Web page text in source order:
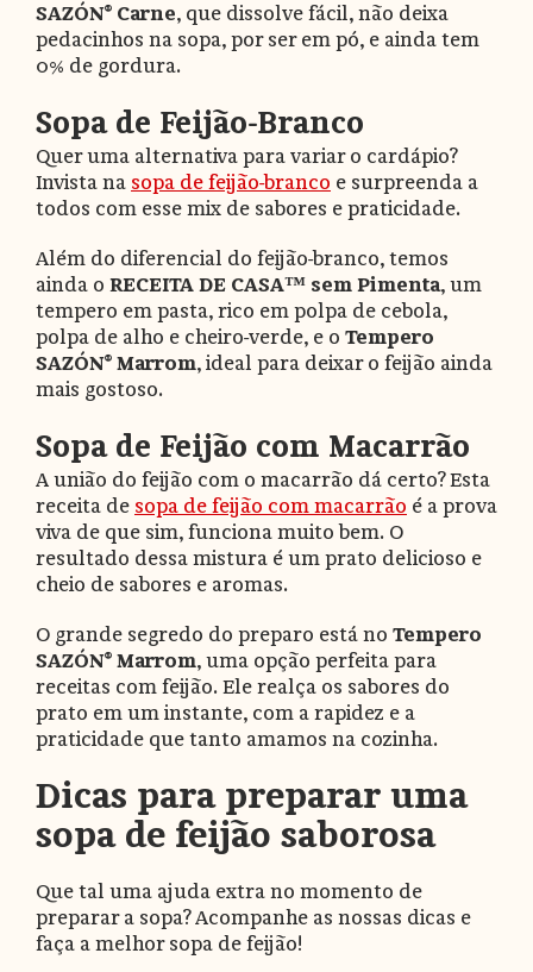
SAZÓN® Carne, que dissolve fácil, não deixa
pedacinhos na sopa, por ser em pó, e ainda tem
0% de gordura.
Sopa de Feijão-Branco
Quer uma alternativa para variar o cardápio?
Invista na sopa de feijão-branco e surpreenda a
todos com esse mix de sabores e praticidade.
Além do diferencial do feijão-branco, temos
ainda o RECEITA DE CASA™ sem Pimenta, um
tempero em pasta, rico em polpa de cebola,
polpa de alho e cheiro-verde, e o Tempero
SAZÓN® Marrom, ideal para deixar o feijão ainda
mais gostoso.
Sopa de Feijão com Macarrão
A união do feijão com o macarrão dá certo? Esta
receita de sopa de feijão com macarrão é a prova
viva de que sim, funciona muito bem. O
resultado dessa mistura é um prato delicioso e
cheio de sabores e aromas.
O grande segredo do preparo está no Tempero
SAZÓN® Marrom, uma opção perfeita para
receitas com feijão. Ele realça os sabores do
prato em um instante, com a rapidez e a
praticidade que tanto amamos na cozinha.
Dicas para preparar uma
sopa de feijão saborosa
Que tal uma ajuda extra no momento de
preparar a sopa? Acompanhe as nossas dicas e
faça a melhor sopa de feijão!